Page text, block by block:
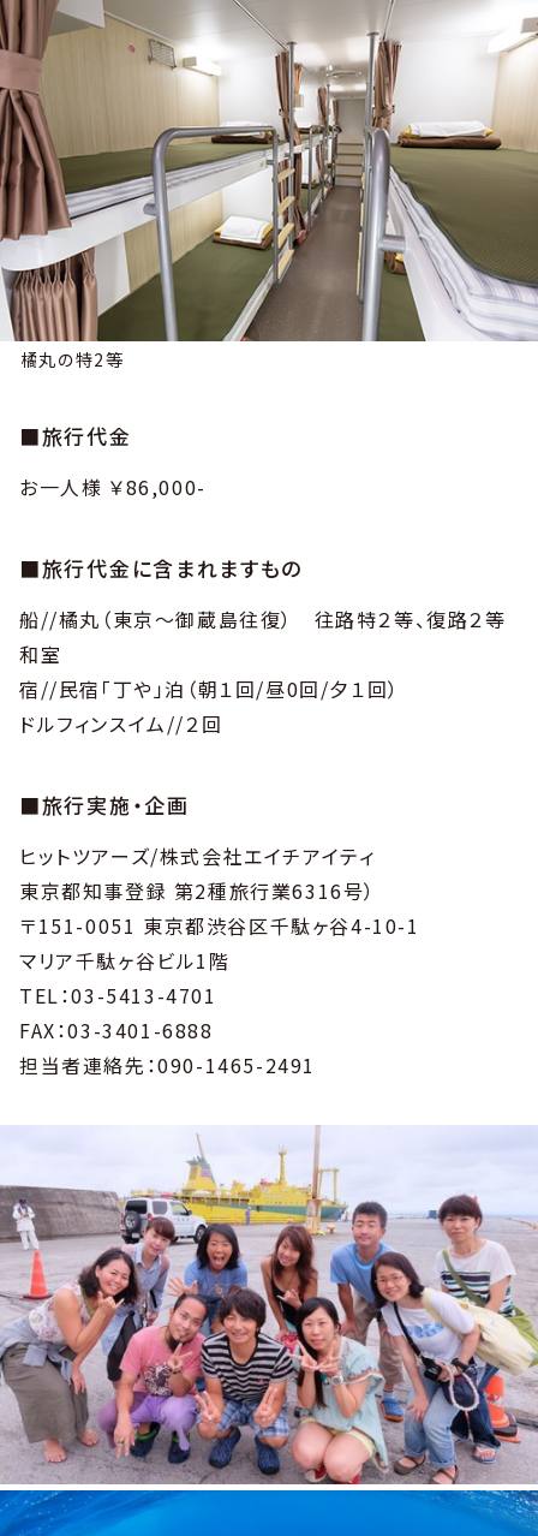
橘丸の特2等
■旅行代金
お一人様 ￥86,000-
■旅行代金に含まれますもの
船//橘丸（東京〜御蔵島往復） 往路特２等、復路２等
和室
宿//民宿「丁や」泊（朝１回/昼0回/夕１回）
ドルフィンスイム//２回
■旅行実施・企画
ヒットツアーズ/株式会社エイチアイティ
東京都知事登録 第2種旅行業6316号）
〒151-0051 東京都渋谷区千駄ヶ谷4-10-1
マリア千駄ヶ谷ビル1階
TEL：03-5413-4701
FAX：03-3401-6888
担当者連絡先：090-1465-2491